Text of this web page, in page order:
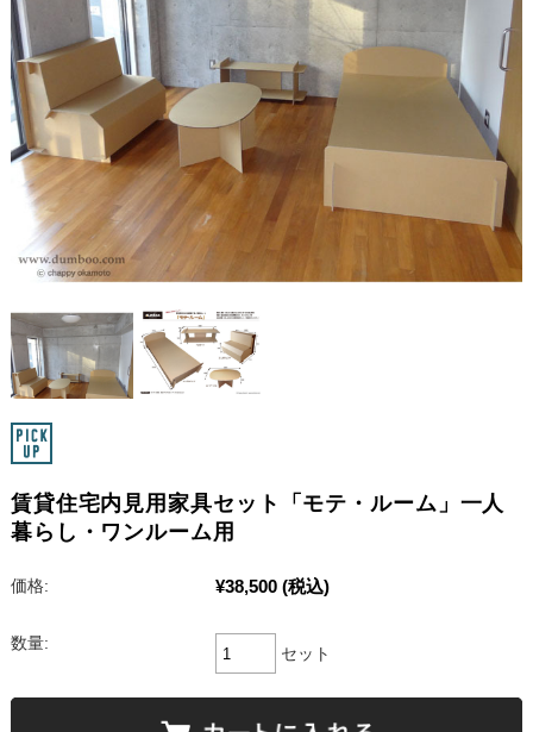
賃貸住宅内見用家具セット「モテ・ルーム」一人
暮らし・ワンルーム用
価格: ¥38,500 (税込)
数量:
セット